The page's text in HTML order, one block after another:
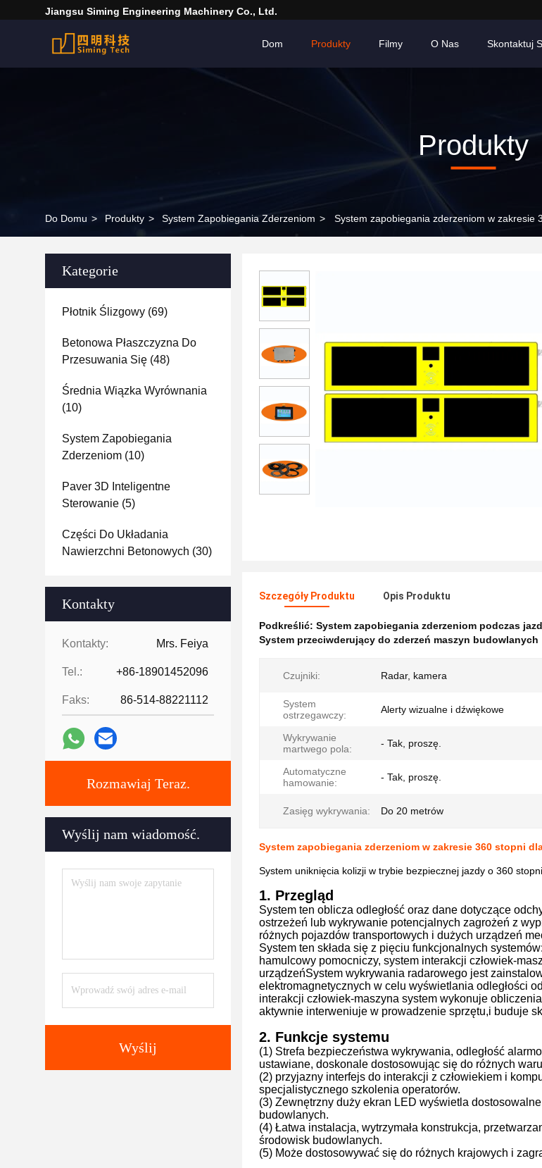
Jiangsu Siming Engineering Machinery Co., Ltd.
Dom Produkty Filmy O Nas Skontaktuj
Produkty
Do Domu > Produkty > System Zapobiegania Zderzeniom > System zapobiegania zderzeniom w zakresie
Kategorie
Płotnik Ślizgowy (69)
Betonowa Płaszczyzna Do
Przesuwania Się (48)
Średnia Wiązka Wyrównania
(10)
System Zapobiegania
Zderzeniom (10)
Paver 3D Inteligentne
Sterowanie (5)
Części Do Układania
Nawierzchni Betonowych (30)
Kontakty
Kontakty: Mrs. Feiya
Tel.: +86-18901452096
Faks: 86-514-88221112
Rozmawiaj Teraz.
Wyślij nam wiadomość.
Wyślij
Szczegóły Produktu Opis Produktu
Podkreślić: System zapobiegania zderzeniom podczas
System przeciwderujący do zderzeń maszyn budowlanych
Czujniki: Radar, kamera
System
ostrzegawczy:
Alerty wizualne i dźwiękowe
Wykrywanie
martwego pola:
- Tak, proszę.
Automatyczne
hamowanie:
- Tak, proszę.
Zasięg wykrywania: Do 20 metrów
System zapobiegania zderzeniom w zakresie 360 stopni
System uniknięcia kolizji w trybie bezpiecznej jazdy o 360
1. Przegląd
System ten oblicza odległość oraz dane dotyczące
ostrzeżeń lub wykrywanie potencjalnych zagrożeń z
różnych pojazdów transportowych i dużych urządzeń
System ten składa się z pięciu funkcjonalnych
hamulcowy pomocniczy, system interakcji człowiek-
urządzeńSystem wykrywania radarowego jest
elektromagnetycznych w celu wyświetlania odległości
interakcji człowiek-maszyna system wykonuje
aktywnie interweniuje w prowadzenie sprzętu,i buduje
2. Funkcje systemu
(1) Strefa bezpieczeństwa wykrywania, odległość
ustawiane, doskonale dostosowując się do różnych
(2) przyjazny interfejs do interakcji z człowiekiem i
specjalistycznego szkolenia operatorów.
(3) Zewnętrzny duży ekran LED wyświetla
budowlanych.
(4) Łatwa instalacja, wytrzymała konstrukcja,
środowisk budowlanych.
(5) Może dostosowywać się do różnych krajowych i